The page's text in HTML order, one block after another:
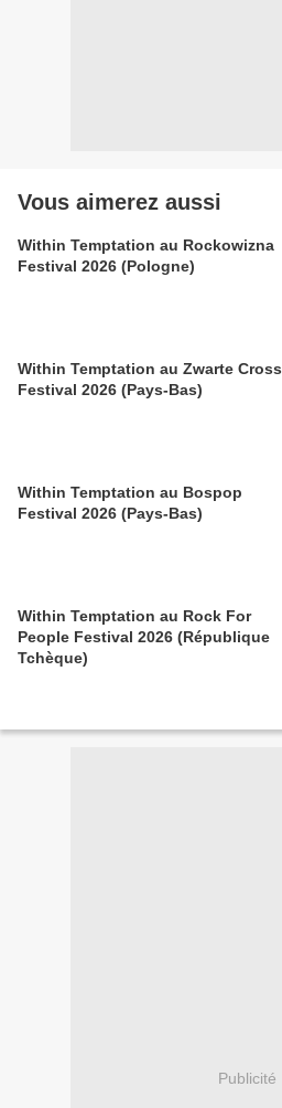
Vous aimerez aussi
Within Temptation au Rockowizna
Festival 2026 (Pologne)
Within Temptation au Zwarte Cross
Festival 2026 (Pays-Bas)
Within Temptation au Bospop
Festival 2026 (Pays-Bas)
Within Temptation au Rock For
People Festival 2026 (République
Tchèque)
Publicité